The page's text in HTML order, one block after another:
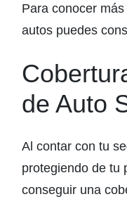
Para conocer
autos puedes
de Auto
Al contar con tu
protegiendo de tu
conseguir una